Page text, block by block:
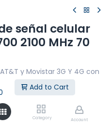
Add to Cart
Category Account
señal celular
2100 MHz 70
y Movistar 3G Y 4G con
sin interrupciones y una
LTE. Cubre hasta 50 metros
personas.